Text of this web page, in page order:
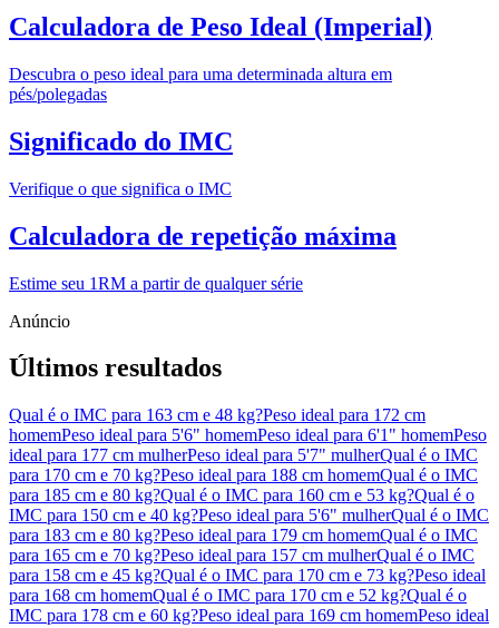
Calculadora de Peso Ideal (Imperial)
Descubra o peso ideal para uma determinada altura em
pés/polegadas
Significado do IMC
Verifique o que significa o IMC
Calculadora de repetição máxima
Estime seu 1RM a partir de qualquer série
Últimos resultados
Qual é o IMC para 163 cm e 48 kg?Peso ideal para 172 cm
homemPeso ideal para 5'6" homemPeso ideal para 6'1" homemPeso
ideal para 177 cm mulherPeso ideal para 5'7" mulherQual é o IMC
para 170 cm e 70 kg?Peso ideal para 188 cm homemQual é o IMC
para 185 cm e 80 kg?Qual é o IMC para 160 cm e 53 kg?Qual é o
IMC para 150 cm e 40 kg?Peso ideal para 5'6" mulherQual é o IMC
para 183 cm e 80 kg?Peso ideal para 179 cm homemQual é o IMC
para 165 cm e 70 kg?Peso ideal para 157 cm mulherQual é o IMC
para 158 cm e 45 kg?Qual é o IMC para 170 cm e 73 kg?Peso ideal
para 168 cm homemQual é o IMC para 170 cm e 52 kg?Qual é o
IMC para 178 cm e 60 kg?Peso ideal para 169 cm homemPeso ideal